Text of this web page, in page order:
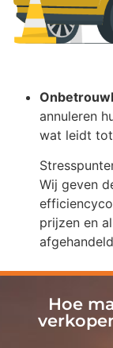
annuleren
wat leidt
Wij geven
prijzen en
Hoe